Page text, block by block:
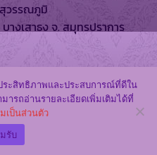
วรรณภูมิ
างเสาธง จ. สมุทรปราการ
บ.ลิขสิทธิ์ พ.ศ. 2537 โดย
หาวิทยาลัยอัสสัมชัญ
ระสิทธิภาพและประสบการณ์ที่ดีใน
ารถอ่านรายละเอียดเพิ่มเติมได้ที่
เป็นส่วนตัว
รับ